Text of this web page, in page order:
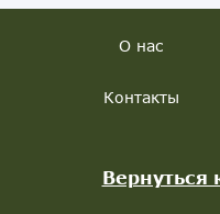
О нас
Контакты
Вернуться